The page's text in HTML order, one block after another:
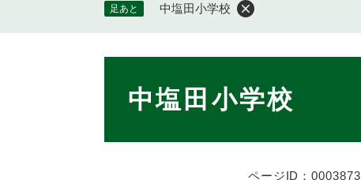
足あと 中塩田小学校
中塩田小学校
ページID：0003873